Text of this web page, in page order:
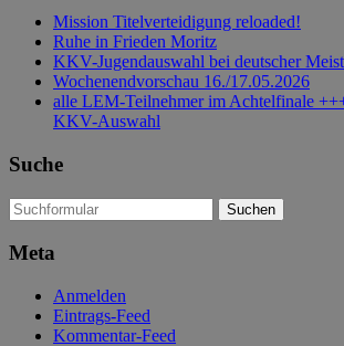
Mission Titelverteidigung reloaded!
Ruhe in Frieden Moritz
KKV-Jugendauswahl bei deutscher
Wochenendvorschau 16./17.05.2026
alle LEM-Teilnehmer im Achtelfinale
KKV-Auswahl
Suche
Suchen
nach:
Meta
Anmelden
Eintrags-Feed
Kommentar-Feed